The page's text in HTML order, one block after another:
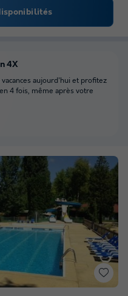
4X
vacances aujourd'hui et profitez
4 fois, même après votre